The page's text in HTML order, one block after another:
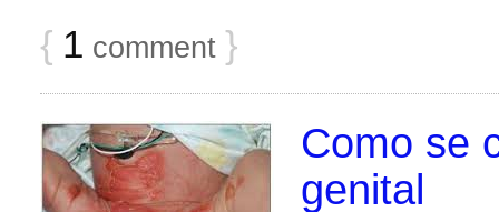
{ 1 comment }
Como se
genital